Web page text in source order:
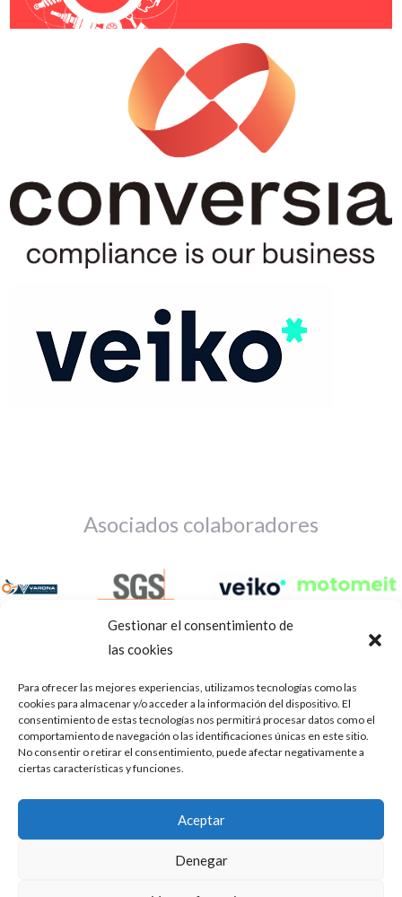
Gestionar el consentimiento de
las cookies
Para ofrecer las mejores experiencias, utilizamos tecnologías como las
cookies para almacenar y/o acceder a la información del dispositivo. El
consentimiento de estas tecnologías nos permitirá procesar datos como el
comportamiento de navegación o las identificaciones únicas en este sitio.
No consentir o retirar el consentimiento, puede afectar negativamente a
ciertas características y funciones.
Aceptar
Denegar
Asociados colaboradores
Aviso Legal Política de privacidad Portal de transparencia
ASOCIACIÓN DE TALLERES DE REPARACIÓN DE
AUTOMÓVILES • CIF: G14023832
Puedes aprender más sobre qué cookies utilizamos o